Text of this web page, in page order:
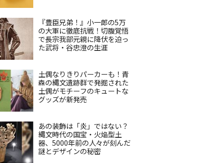
『豊臣兄弟！』小一郎の5万
の大軍に徹底抗戦！切腹覚悟
で長宗我部元親に降伏を迫っ
た武将・谷忠澄の生涯
土偶なりきりパーカーも！青
森の縄文遺跡群で発掘された
土偶がモチーフのキュートな
グッズが新発売
あの装飾は「炎」ではない？
縄文時代の国宝・火焔型土
器、5000年前の人々が刻んだ
謎とデザインの秘密